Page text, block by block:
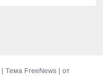
|Тема FreeNews |от